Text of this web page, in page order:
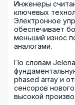
Инженеры
ключевых
Электронное
обеспечивает
меньший износ
аналогами.
По словам
phased array и
сенсоров
высокой